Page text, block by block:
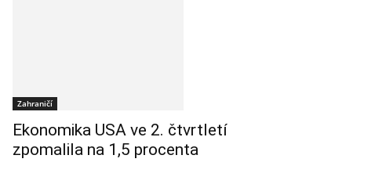
Zahraničí
Ekonomika USA ve 2. čtvrtletí
zpomalila na 1,5 procenta